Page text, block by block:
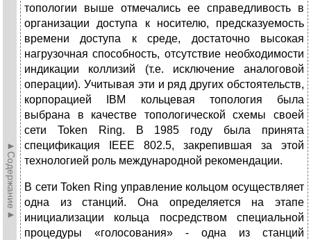
►Содержание►
топологии выше отмечались ее справедливость в
организации доступа к носителю, предсказуемость
времени доступа к среде, достаточно высокая
нагрузочная способность, отсутствие необходимости
индикации коллизий (т.е. исключение аналоговой
операции). Учитывая эти и ряд других обстоятельств,
корпорацией IBM кольцевая топология была
выбрана в качестве топологической схемы своей
сети Token Ring. В 1985 году была принята
спецификация IEEE 802.5, закрепившая за этой
технологией роль международной рекомендации.
В сети Token Ring управление кольцом осуществляет
одна из станций. Она определяется на этапе
инициализации кольца посредством специальной
процедуры «голосования» - одна из станций